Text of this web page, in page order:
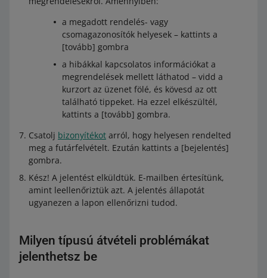
a megadott rendelés- vagy
csomagazonosítók helyesek – kattints a
[tovább] gombra
a hibákkal kapcsolatos információkat a
megrendelések mellett láthatod – vidd a
kurzort az üzenet fölé, és kövesd az ott
található tippeket. Ha ezzel elkészültél,
kattints a [tovább] gombra.
Csatolj bizonyítékot arról, hogy helyesen rendelted
meg a futárfelvételt. Ezután kattints a [bejelentés]
gombra.
Kész! A jelentést elküldtük. E-mailben értesítünk,
amint leellenőriztük azt. A jelentés állapotát
ugyanezen a lapon ellenőrizni tudod.
Milyen típusú átvételi problémákat
jelenthetsz be